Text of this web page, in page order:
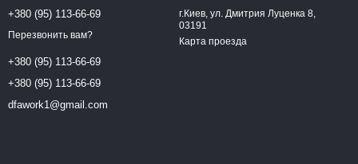
+380 (95) 113-66-69
Перезвонить вам?
+380 (95) 113-66-69
+380 (95) 113-66-69
dfawork1@gmail.com
г.Киев, ул. Дмитрия Луценка 8,
03191
Карта проезда